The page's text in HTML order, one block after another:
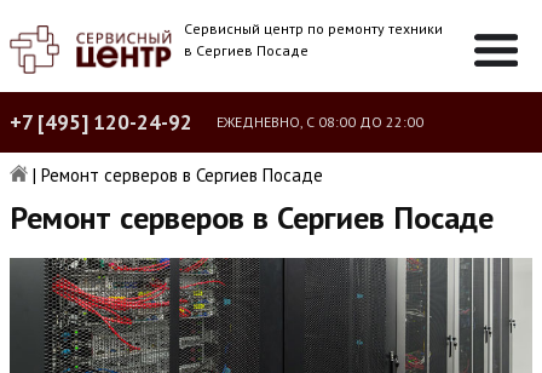
Сервисный центр по ремонту техники
в Сергиев Посаде
+7 [495] 120-24-92 ЕЖЕДНЕВНО, С 08:00 ДО 22:00
| Ремонт серверов в Сергиев Посаде
Ремонт серверов в Сергиев Посаде